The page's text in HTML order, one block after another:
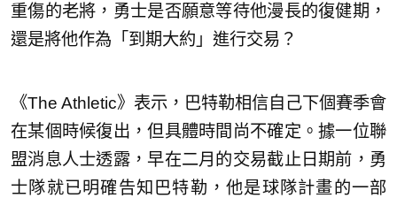
重傷的老將，勇士是否願意等待他漫長的復健期，
還是將他作為「到期大約」進行交易？
《The Athletic》表示，巴特勒相信自己下個賽季會
在某個時候復出，但具體時間尚不確定。據一位聯
盟消息人士透露，早在二月的交易截止日期前，勇
士隊就已明確告知巴特勒，他是球隊計畫的一部